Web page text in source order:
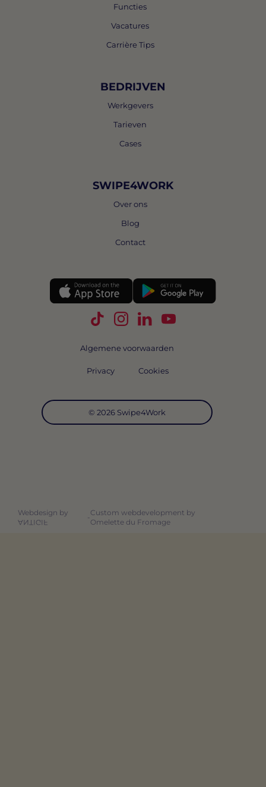
Functies
Vacatures
Carrière Tips
BEDRIJVEN
Werkgevers
Tarieven
Cases
SWIPE4WORK
Over ons
Blog
Contact
Volg Swipe4Work op TikTok
Volg Swipe4Work op
Volg Swipe4Work op
Volg Swipe4Work
© 2026 Swipe4Work
Algemene voorwaarden
Privacy Cookies
Webdesign by
ANTIGIF
-
Custom webdevelopment by
Omelette du Fromage